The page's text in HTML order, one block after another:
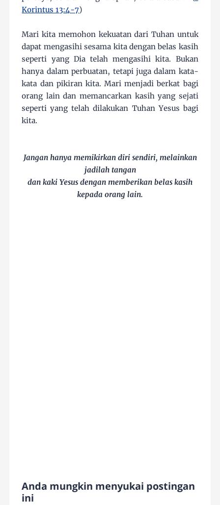
Korintus 13:4-7)
Mari kita memohon kekuatan dari Tuhan untuk
dapat mengasihi sesama kita dengan belas kasih
seperti yang Dia telah mengasihi kita. Bukan
hanya dalam perbuatan, tetapi juga dalam kata-
kata dan pikiran kita. Mari menjadi berkat bagi
orang lain dan memancarkan kasih yang sejati
seperti yang telah dilakukan Tuhan Yesus bagi
kita.
Jangan hanya memikirkan diri sendiri, melainkan
jadilah tangan
dan kaki Yesus dengan memberikan belas kasih
kepada orang lain.
Anda mungkin menyukai postingan
ini